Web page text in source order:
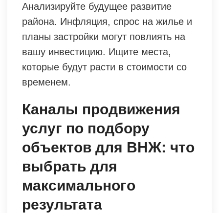
Анализируйте будущее развитие
района. Инфляция, спрос на жилье и
планы застройки могут повлиять на
вашу инвестицию. Ищите места,
которые будут расти в стоимости со
временем.
Каналы продвижения
услуг по подбору
объектов для ВНЖ: что
выбрать для
максимального
результата